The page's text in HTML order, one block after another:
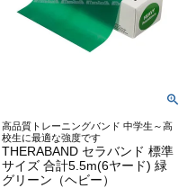
高品質トレーニングバンド 中学生～高
校生に最適な強度です
THERABAND セラバンド 標準
サイズ 合計5.5m(6ヤード) 緑
グリーン（ヘビー）